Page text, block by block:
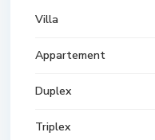
Villa
Appartement
Duplex
Triplex